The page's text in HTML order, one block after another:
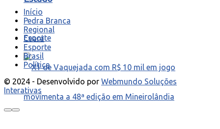
Esporte
Início
Pedra Branca
Regional
Ceará
Esporte
Brasil
Política
© 2024 - Desenvolvido por Webmundo Soluções
Interativas